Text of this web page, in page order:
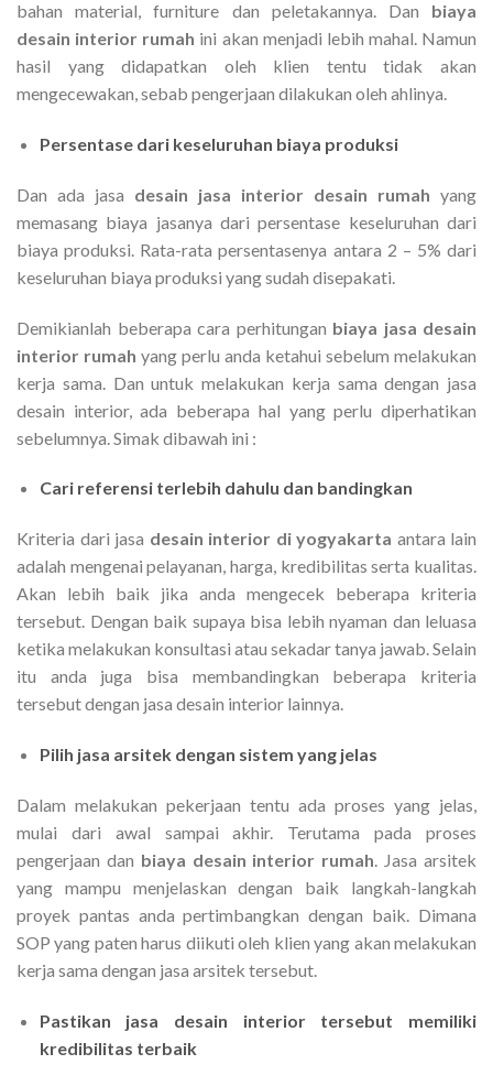
bahan material, furniture dan peletakannya. Dan biaya
desain interior rumah ini akan menjadi lebih mahal. Namun
hasil yang didapatkan oleh klien tentu tidak akan
mengecewakan, sebab pengerjaan dilakukan oleh ahlinya.
Persentase dari keseluruhan biaya produksi
Dan ada jasa desain jasa interior desain rumah yang
memasang biaya jasanya dari persentase keseluruhan dari
biaya produksi. Rata-rata persentasenya antara 2 – 5% dari
keseluruhan biaya produksi yang sudah disepakati.
Demikianlah beberapa cara perhitungan biaya jasa desain
interior rumah yang perlu anda ketahui sebelum melakukan
kerja sama. Dan untuk melakukan kerja sama dengan jasa
desain interior, ada beberapa hal yang perlu diperhatikan
sebelumnya. Simak dibawah ini :
Cari referensi terlebih dahulu dan bandingkan
Kriteria dari jasa desain interior di yogyakarta antara lain
adalah mengenai pelayanan, harga, kredibilitas serta kualitas.
Akan lebih baik jika anda mengecek beberapa kriteria
tersebut. Dengan baik supaya bisa lebih nyaman dan leluasa
ketika melakukan konsultasi atau sekadar tanya jawab. Selain
itu anda juga bisa membandingkan beberapa kriteria
tersebut dengan jasa desain interior lainnya.
Pilih jasa arsitek dengan sistem yang jelas
Dalam melakukan pekerjaan tentu ada proses yang jelas,
mulai dari awal sampai akhir. Terutama pada proses
pengerjaan dan biaya desain interior rumah. Jasa arsitek
yang mampu menjelaskan dengan baik langkah-langkah
proyek pantas anda pertimbangkan dengan baik. Dimana
SOP yang paten harus diikuti oleh klien yang akan melakukan
kerja sama dengan jasa arsitek tersebut.
Pastikan jasa desain interior tersebut memiliki
kredibilitas terbaik